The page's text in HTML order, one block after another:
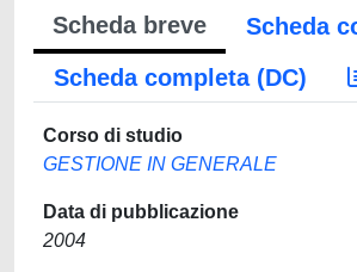
Scheda breve
Scheda
Scheda completa (DC)
Corso di studio
GESTIONE IN GENERALE
Data di pubblicazione
2004